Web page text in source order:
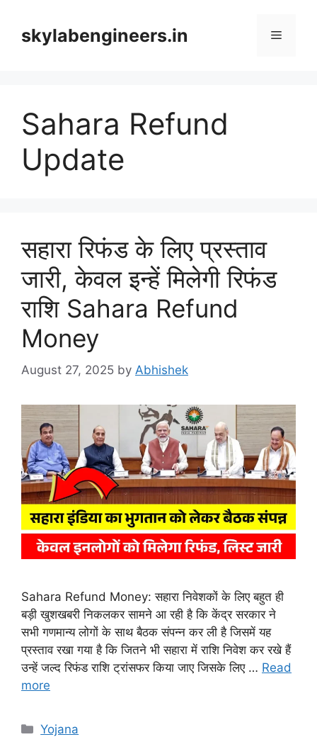
contentskylabengineers.in Menu
Sahara Refund
Update
सहारा रिफंड के लिए प्रस्ताव
जारी, केवल इन्हें मिलेगी रिफंड
राशि Sahara Refund
Money
August 27, 2025 by Abhishek
Sahara Refund Money: सहारा निवेशकों के लिए बहुत ही
बड़ी खुशखबरी निकलकर सामने आ रही है कि केंद्र सरकार ने
सभी गणमान्य लोगों के साथ बैठक संपन्न कर ली है जिसमें यह
प्रस्ताव रखा गया है कि जितने भी सहारा में राशि निवेश कर रखे हैं
उन्हें जल्द रिफंड राशि ट्रांसफर किया जाए जिसके लिए … Read
more
Categories
Yojana